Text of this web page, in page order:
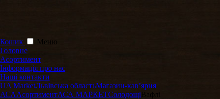
Кошик
Меню
Головне
Асортимент
Інформація про нас
Наші контакти
UA MarketЛьвівська областьМагазин-кавʼярня
АСААсортиментАСА МАРКЕТСолодощіВафлі